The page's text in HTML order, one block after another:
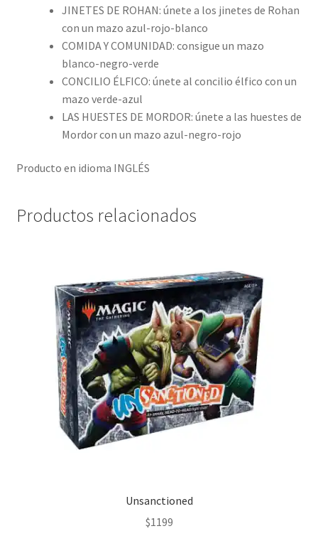
JINETES DE ROHAN: únete a los jinetes de Rohan
con un mazo azul-rojo-blanco
COMIDA Y COMUNIDAD: consigue un mazo
blanco-negro-verde
CONCILIO ÉLFICO: únete al concilio élfico con un
mazo verde-azul
LAS HUESTES DE MORDOR: únete a las huestes de
Mordor con un mazo azul-negro-rojo
Producto en idioma INGLÉS
Productos relacionados
Unsanctioned
$1199